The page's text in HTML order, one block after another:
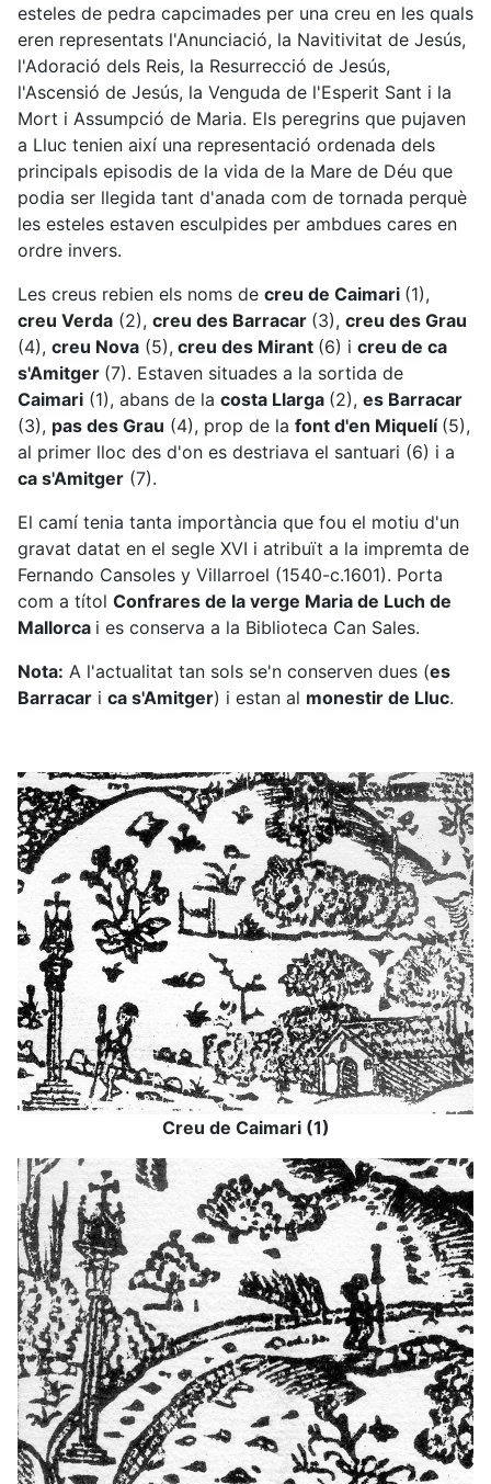
esteles de pedra capcimades per una creu en les quals
eren representats l'Anunciació, la Navitivitat de Jesús,
l'Adoració dels Reis, la Resurrecció de Jesús,
l'Ascensió de Jesús, la Venguda de l'Esperit Sant i la
Mort i Assumpció de Maria. Els peregrins que pujaven
a Lluc tenien així una representació ordenada dels
principals episodis de la vida de la Mare de Déu que
podia ser llegida tant d'anada com de tornada perquè
les esteles estaven esculpides per ambdues cares en
ordre invers.
Les creus rebien els noms de creu de Caimari (1),
creu Verda (2), creu des Barracar (3), creu des Grau
(4), creu Nova (5), creu des Mirant (6) i creu de ca
s'Amitger (7). Estaven situades a la sortida de
Caimari (1), abans de la costa Llarga (2), es Barracar
(3), pas des Grau (4), prop de la font d'en Miquelí (5),
al primer lloc des d'on es destriava el santuari (6) i a
ca s'Amitger (7).
El camí tenia tanta importància que fou el motiu d'un
gravat datat en el segle XVI i atribuït a la impremta de
Fernando Cansoles y Villarroel (1540-c.1601). Porta
com a títol Confrares de la verge Maria de Luch de
Mallorca i es conserva a la Biblioteca Can Sales.
Nota: A l'actualitat tan sols se'n conserven dues (es
Barracar i ca s'Amitger) i estan al monestir de Lluc.
Creu de Caimari (1)